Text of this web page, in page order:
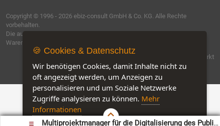
Multiprojektmanager für die Digitalisierung des Public
Copyright © 1996 - 2026 ebiz-consult GmbH & Co. KG. Alle Rechte
vorbehalten.
Die auf dieser Seite verwendeten Produktbezeichnungen, Namen und
Warenzeichen sind Eigentum der jeweiligen Firmen.
Software by IQ-Markt
🍪 Cookies & Datenschutz
Wir benötigen Cookies, damit Inhalte nicht zu
oft angezeigt werden, um Anzeigen zu
personalisieren und um Soziale Netzwerke
Zugriffe analysieren zu können. Mehr
Informationen